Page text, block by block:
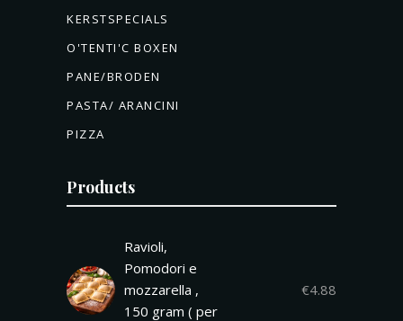
KERSTSPECIALS
O'TENTI'C BOXEN
PANE/BRODEN
PASTA/ ARANCINI
PIZZA
Products
Ravioli,
Pomodori e
mozzarella ,
150 gram ( per
€4.88